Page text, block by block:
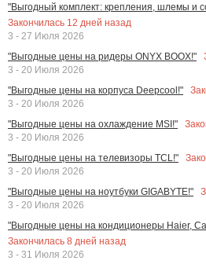
"Выгодный комплект: крепления, шлемы и
Закончилась 12 дней назад
3 - 27 Июля 2026
"Выгодные цены на ридеры ONYX BOOX!"
3 - 20 Июля 2026
"Выгодные цены на корпуса Deepcool!"
3 - 20 Июля 2026
"Выгодные цены на охлаждение MSI!"
3 - 20 Июля 2026
"Выгодные цены на телевизоры TCL!"
3 - 20 Июля 2026
"Выгодные цены на ноутбуки GIGABYTE!"
3 - 20 Июля 2026
"Выгодные цены на кондиционеры Haier,
Закончилась 8 дней назад
3 - 31 Июля 2026